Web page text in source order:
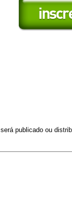
será publicado ou